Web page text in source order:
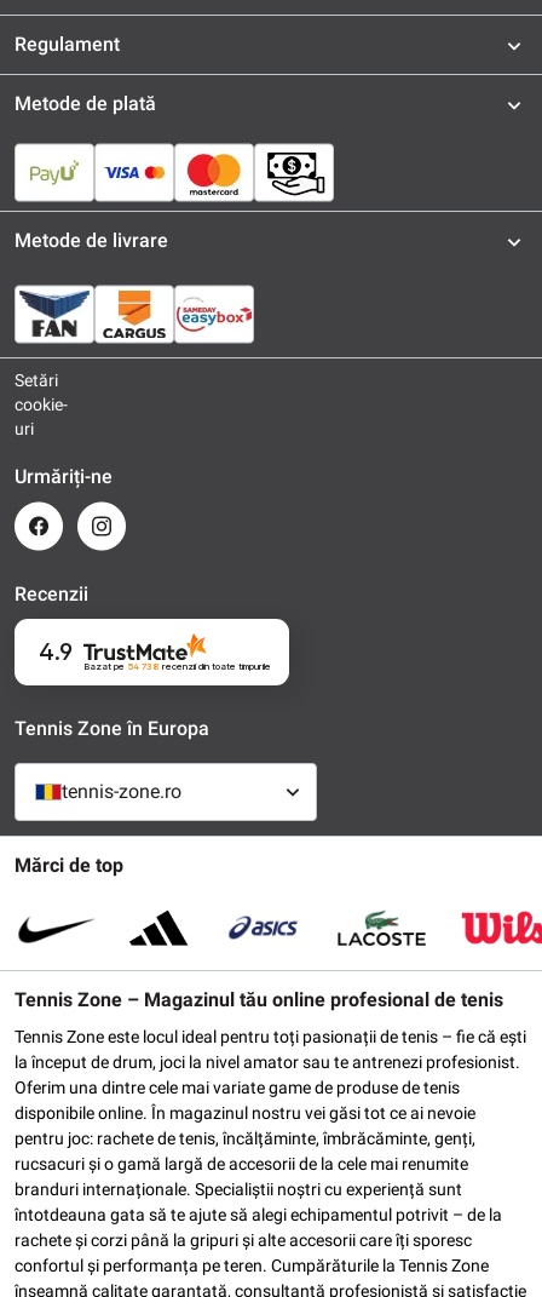
Regulament
Mărci de top
Tennis Zone – Magazinul tău online profesional de tenis
Tennis Zone este locul ideal pentru toți pasionații de tenis – fie că ești
la început de drum, joci la nivel amator sau te antrenezi profesionist.
Oferim una dintre cele mai variate game de produse de tenis
disponibile online. În magazinul nostru vei găsi tot ce ai nevoie
pentru joc: rachete de tenis, încălțăminte, îmbrăcăminte, genți,
rucsacuri și o gamă largă de accesorii de la cele mai renumite
branduri internaționale. Specialiștii noștri cu experiență sunt
întotdeauna gata să te ajute să alegi echipamentul potrivit – de la
rachete și corzi până la gripuri și alte accesorii care îți sporesc
confortul și performanța pe teren. Cumpărăturile la Tennis Zone
înseamnă calitate garantată, consultanță profesionistă și satisfacție
Metode de plată
Metode de livrare
Setări
cookie-
uri
Urmăriți-ne
Recenzii
4.9
Bazat pe 54 738 recenziidin toate timpurile
Tennis Zone în Europa
tennis-zone.ro